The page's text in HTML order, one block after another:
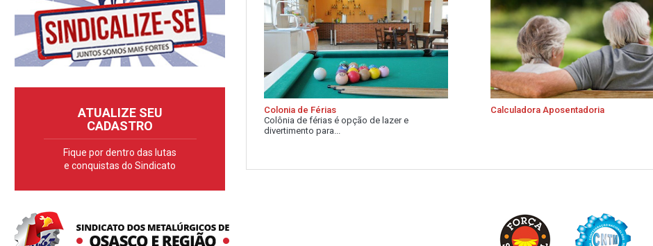
ATUALIZE SEU
CADASTRO
Fique por dentro das lutas
e conquistas do Sindicato
Colonia de Férias
Colônia de férias é opção de lazer e
divertimento para...
Calculadora Aposentadoria